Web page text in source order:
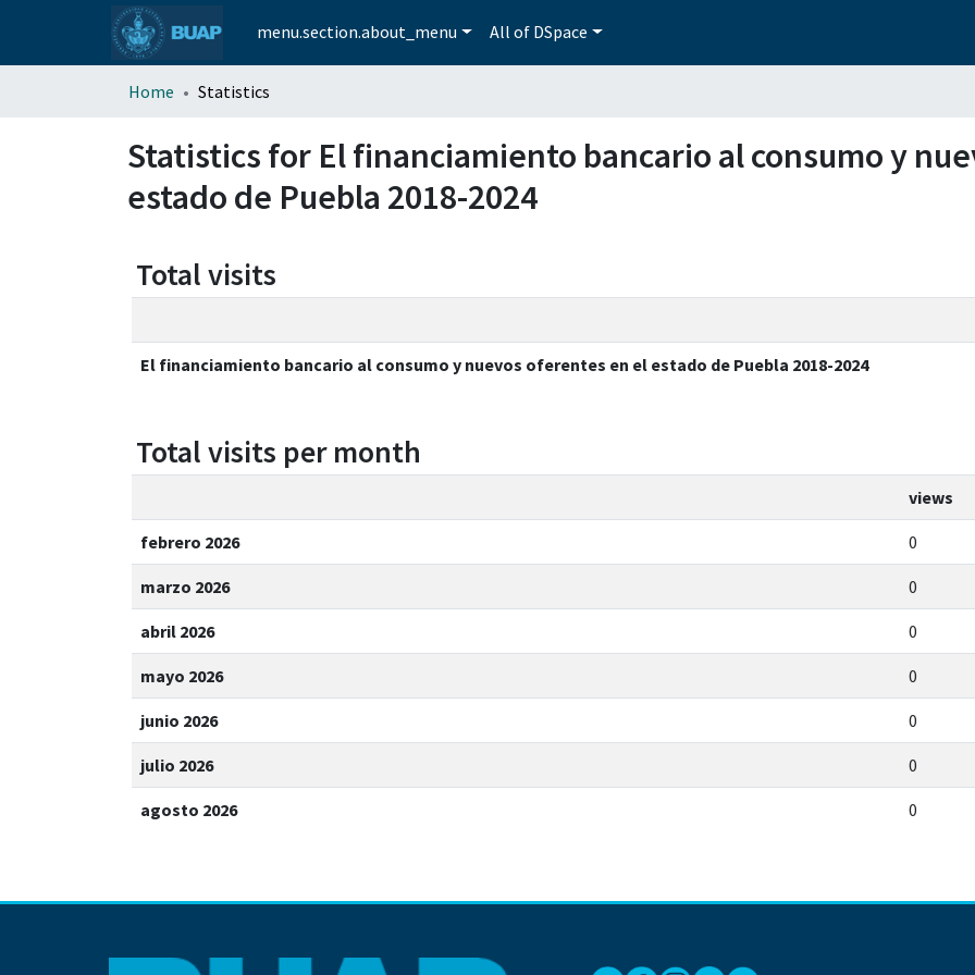
menu.section.about_menu All of DSpace
Home Statistics
Statistics for El financiamiento bancario al consumo y
estado de Puebla 2018-2024
Total visits
El financiamiento bancario al consumo y nuevos oferentes en el estado de Puebla 2018-2024
Total visits per month
views
febrero 2026 0
marzo 2026 0
abril 2026 0
mayo 2026 0
junio 2026 0
julio 2026 0
agosto 2026 0